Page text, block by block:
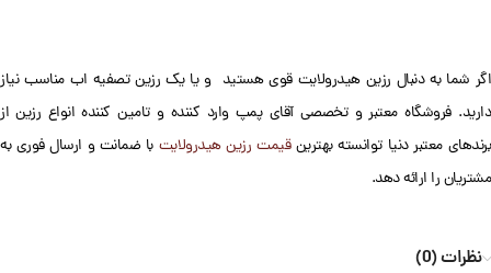
اگر شما به دنبال رزین هیدرولایت قوی هستید و یا یک رزین تصفیه اب مناسب نیاز
دارید. فروشگاه معتبر و تخصصی آقای پمپ وارد کننده و تامین کننده انواع رزین از
برندهای معتبر دنیا توانسته بهترینقیمت رزین هیدرولایت با ضمانت و ارسال فوری به
مشتریان را ارائه دهد.
نظرات (0)